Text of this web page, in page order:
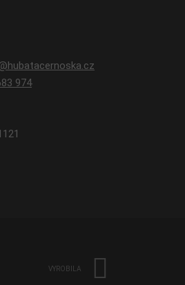
974
VYROBILA